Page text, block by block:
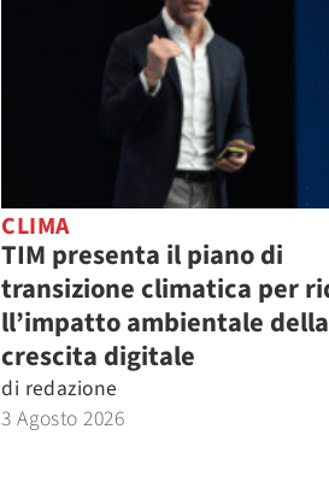
CLIMA
TIM presenta il piano di
transizione climatica per
ll’impatto ambientale della
crescita digitale
di redazione
3 Agosto 2026